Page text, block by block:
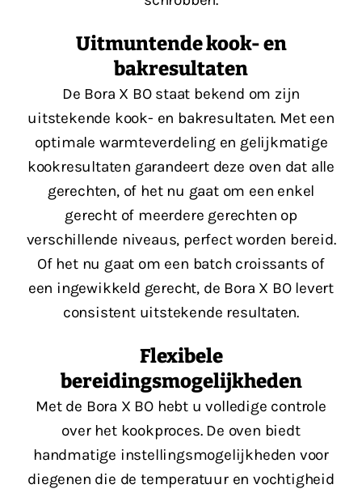
Uitmuntende kook- en
bakresultaten
De Bora X BO staat bekend om zijn
uitstekende kook- en bakresultaten. Met een
optimale warmteverdeling en gelijkmatige
kookresultaten garandeert deze oven dat alle
gerechten, of het nu gaat om een enkel
gerecht of meerdere gerechten op
verschillende niveaus, perfect worden bereid.
Of het nu gaat om een batch croissants of
een ingewikkeld gerecht, de Bora X BO levert
consistent uitstekende resultaten​​.
Flexibele
bereidingsmogelijkheden
Met de Bora X BO hebt u volledige controle
over het kookproces. De oven biedt
handmatige instellingsmogelijkheden voor
diegenen die de temperatuur en vochtigheid